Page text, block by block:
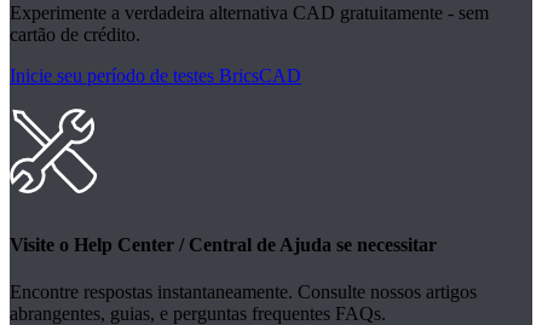
Experimente a verdadeira alternativa CAD gratuitamente - sem
cartão de crédito.
Inicie seu período de testes BricsCAD
Visite o Help Center / Central de Ajuda se necessitar
Encontre respostas instantaneamente. Consulte nossos artigos
abrangentes, guias, e perguntas frequentes FAQs.